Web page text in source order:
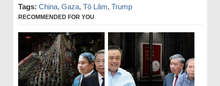
Tags: China, Gaza, Tô Lâm, Trump
RECOMMENDED FOR YOU